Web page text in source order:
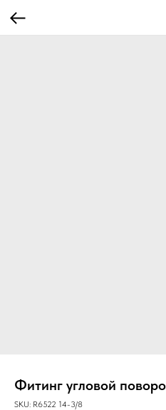
Фитинг угловой
SKU: R6522 14-3/8